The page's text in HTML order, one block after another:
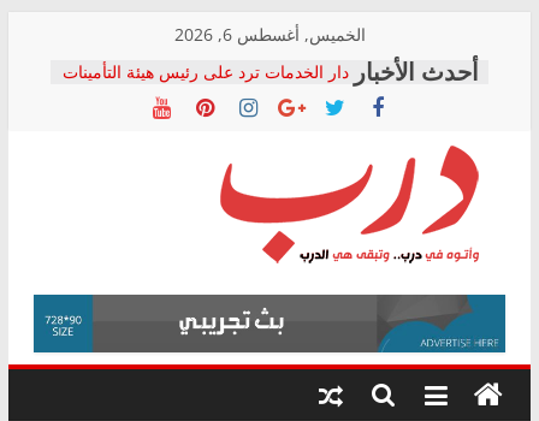
content
الخميس, أغسطس 6, 2026
دار الخدمات ترد على رئيس هيئة التأمينات
بعد مؤتمره الصحفي: إنكار الأزمة لا ينهي
معاناة أصحاب المعاشات.. ونطالب بكشف
فرحات سليمان يكتب: القطاع الصحي إلى
أين؟
حزب التحالف الشعبي يطلق لجنة “الحق
في الصحة” بالإسكندرية لرصد الانتهاكات
ودعم المرضى
الوزاري لمدينة الصحفيين.. وانتهاء أعمال
إنشاء المبنى الإداري
المجلس القومي لحقوق الإنسان يعلن
متابعة قضية الدكتور محمد زهران.. ويؤكد:
قرينة البراءة وضمانات المحاكمة العادلة
درب
وأتوه
درب..
وتبقى
هي